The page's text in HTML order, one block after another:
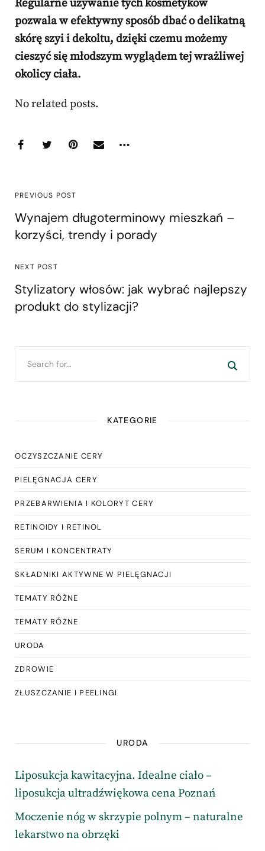
Regularne używanie tych kosmetyków
pozwala w efektywny sposób dbać o delikatną
skórę szyi i dekoltu, dzięki czemu możemy
cieszyć się młodszym wyglądem tej wrażliwej
okolicy ciała.
No related posts.
PREVIOUS POST
Wynajem długoterminowy mieszkań –
korzyści, trendy i porady
NEXT POST
Stylizatory włosów: jak wybrać najlepszy
produkt do stylizacji?
KATEGORIE
OCZYSZCZANIE CERY
PIELĘGNACJA CERY
PRZEBARWIENIA I KOLORYT CERY
RETINOIDY I RETINOL
SERUM I KONCENTRATY
SKŁADNIKI AKTYWNE W PIELĘGNACJI
TEMATY RÓŻNE
TEMATY RÓŻNE
URODA
ZDROWIE
ZŁUSZCZANIE I PEELINGI
URODA
Liposukcja kawitacyjna. Idealne ciało –
liposukcja ultradźwiękowa cena Poznań
Moczenie nóg w skrzypie polnym – naturalne
lekarstwo na obrzęki